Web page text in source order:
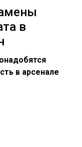
в
в арсенале